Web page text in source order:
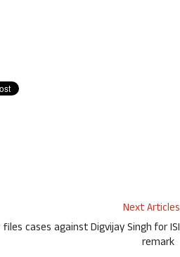
Next Articles
files cases against Digvijay Singh for ISI
remark